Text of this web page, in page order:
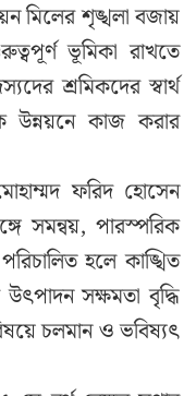
মিলের শৃঙ্খলা বজায়
ভূমিকা রাখতে
শ্রমিকদের স্বার্থ
উন্নয়নে কাজ করার
ফরিদ হোসেন
সমন্বয়, পারস্পরিক
হলে কাঙ্খিত
সক্ষমতা বৃদ্ধি
চলমান ও ভবিষ্যৎ